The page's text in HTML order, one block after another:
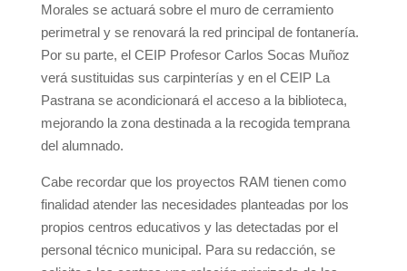
Morales se actuará sobre el muro de cerramiento
perimetral y se renovará la red principal de fontanería.
Por su parte, el CEIP Profesor Carlos Socas Muñoz
verá sustituidas sus carpinterías y en el CEIP La
Pastrana se acondicionará el acceso a la biblioteca,
mejorando la zona destinada a la recogida temprana
del alumnado.
Cabe recordar que los proyectos RAM tienen como
finalidad atender las necesidades planteadas por los
propios centros educativos y las detectadas por el
personal técnico municipal. Para su redacción, se